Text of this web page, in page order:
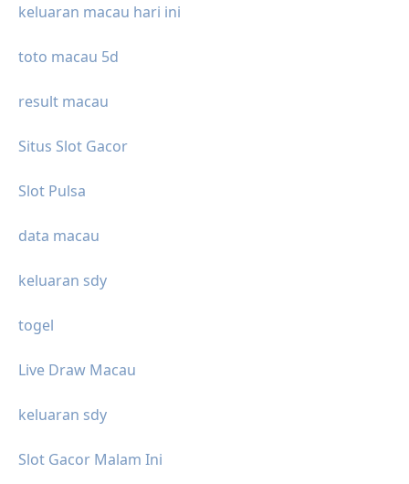
keluaran macau hari ini
toto macau 5d
result macau
Situs Slot Gacor
Slot Pulsa
data macau
keluaran sdy
togel
Live Draw Macau
keluaran sdy
Slot Gacor Malam Ini